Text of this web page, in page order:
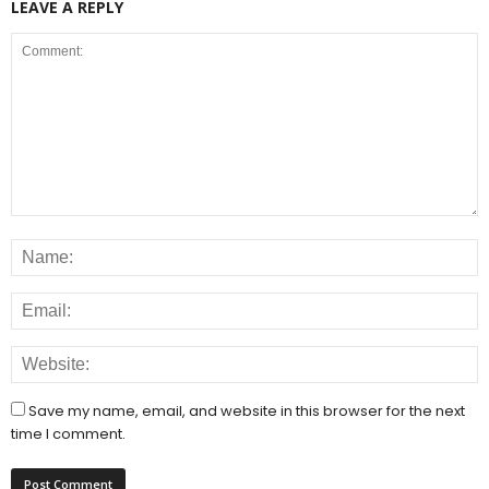
LEAVE A REPLY
Save my name, email, and website in this browser for the next
time I comment.